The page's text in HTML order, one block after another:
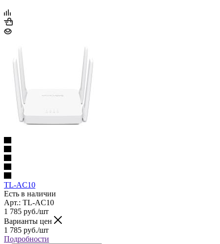
TL-AC10
Есть в наличии
Арт.: TL-AC10
1 785 руб./шт
Варианты цен
1 785 руб./шт
Подробности